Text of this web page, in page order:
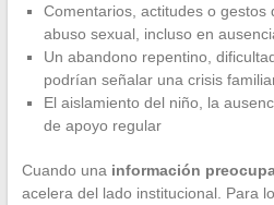
Comentarios, actitudes o gestos
abuso sexual, incluso en
Un abandono repentino,
podrían señalar una crisis
El aislamiento del niño, la
de apoyo regular
Cuando una información
acelera del lado institucional. Para